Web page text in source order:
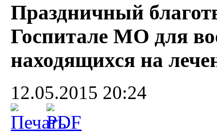
Праздничный
Госпитале МО для
находящихся на
12.05.2015 20:24